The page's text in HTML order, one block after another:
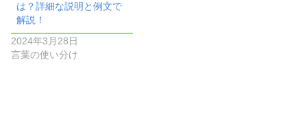
は？詳細な説明と例文で
解説！
2024年3月28日
言葉の使い分け